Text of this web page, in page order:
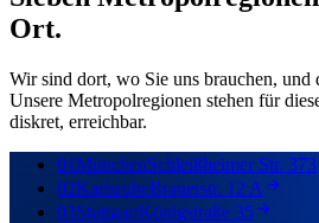
Ort.
Wir sind dort, wo Sie uns brauchen, und
Unsere Metropolregionen stehen für
diskret, erreichbar.
01MünchenSchleißheimer Str. 373
02KarlsruheBrauerstr. 12 A
03StuttgartKönigstraße 35